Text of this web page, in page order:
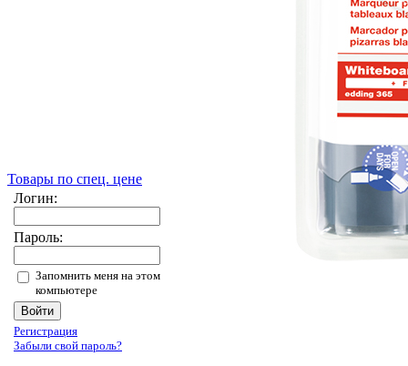
Товары по спец. цене
Логин:
Пароль:
Запомнить меня на этом
компьютере
Регистрация
Забыли свой пароль?